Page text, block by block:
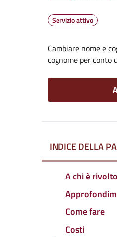
Servizio attivo
Cambiare nome e
cognome per conto
INDICE DELLA
A chi è rivolto
Come fare
Costi